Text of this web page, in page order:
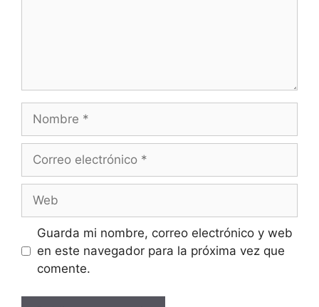
Nombre
Correo
Web
Guarda mi nombre, correo electrónico y web
en este navegador para la próxima vez que
comente.